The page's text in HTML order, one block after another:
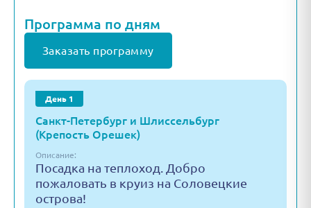
Программа по дням
Заказать программу
День 1
Санкт-Петербург и Шлиссельбург
(Крепость Орешек)
Описание:
Посадка на теплоход. Добро
пожаловать в круиз на Соловецкие
острова!